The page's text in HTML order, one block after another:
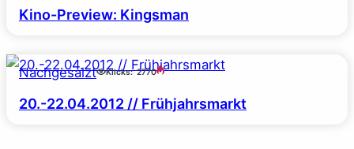
Kino-Preview: Kingsman
Nachgesalzt Klicks: 2770
20.-22.04.2012 // Frühjahrsmarkt